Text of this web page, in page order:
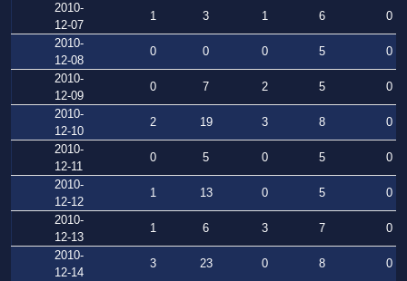
2010-
12-07
1 3 1 6
0
2010-
12-08
0 0 0 5
0
2010-
12-09
0 7 2 5
0
2010-
12-10
2 19 3 8
0
2010-
12-11
0 5 0 5
0
2010-
12-12
1 13 0 5
0
2010-
12-13
1 6 3 7
0
2010-
12-14
3 23 0 8
0